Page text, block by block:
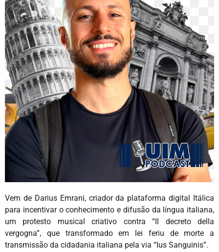
Vem de Darius Emrani, criador da plataforma digital Itálica
para incentivar o conhecimento e difusão da língua italiana,
um protesto musical criativo contra “Il decreto della
vergogna”, que transformado em lei feriu de morte a
transmissão da cidadania italiana pela via “Ius Sanguinis”.